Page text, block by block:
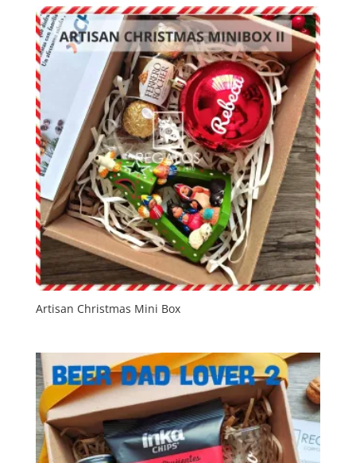
Artisan Christmas Mini Box